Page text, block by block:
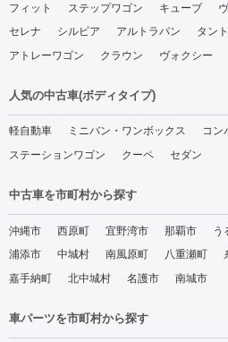
フィット
ステップワゴン キューブ
セレナ
シルビア アルトラパン タント
アトレーワゴン
クラウン ヴォクシー
人気の中古車(ボディタイプ)
軽自動車 ミニバン・ワンボックス コン
ステーションワゴン
クーペ セダン
中古車を市町村から探す
沖縄市 西原町 宜野湾市 那覇市 う
浦添市
中城村 南風原町 八重瀬町
嘉手納町
北中城村 名護市 南城市
車パーツを市町村から探す